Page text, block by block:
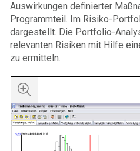
Auswirkungen definierter
Programmteil. Im Risiko-
dargestellt. Die Portfolio-
relevanten Risiken mit Hilfe
zu ermitteln.